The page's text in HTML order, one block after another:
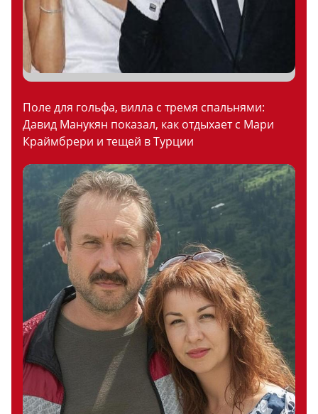
Поле для гольфа, вилла с тремя спальнями:
Давид Манукян показал, как отдыхает с Мари
Краймбрери и тещей в Турции